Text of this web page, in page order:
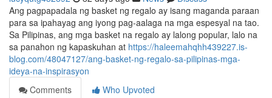
Ang pagpapadala ng basket ng regalo ay isang maganda paraan
para sa ipahayag ang iyong pag-aalaga na mga espesyal na tao.
Sa Pilipinas, ang mga basket na regalo ay lalong popular, lalo na
sa panahon ng kapaskuhan at https://haleemahqhh439227.is-
blog.com/48047127/ang-basket-ng-regalo-sa-pilipinas-mga-
ideya-na-inspirasyon
Comments
Who Upvoted